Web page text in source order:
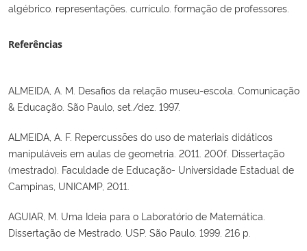
algébrico. representações. currículo. formação de professores.
Referências
ALMEIDA, A. M. Desafios da relação museu-escola. Comunicação
& Educação. São Paulo, set./dez. 1997.
ALMEIDA, A. F. Repercussões do uso de materiais didáticos
manipuláveis em aulas de geometria. 2011. 200f. Dissertação
(mestrado). Faculdade de Educação- Universidade Estadual de
Campinas, UNICAMP, 2011.
AGUIAR, M. Uma Ideia para o Laboratório de Matemática.
Dissertação de Mestrado. USP. São Paulo. 1999. 216 p.